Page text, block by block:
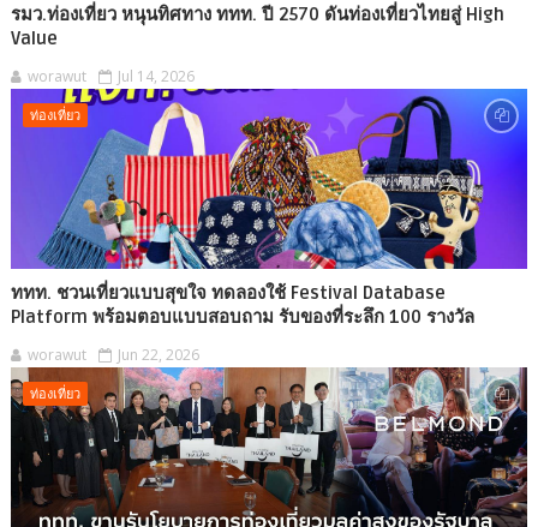
รมว.ท่องเที่ยว หนุนทิศทาง ททท. ปี 2570 ดันท่องเที่ยวไทยสู่ High
Value
worawut Jul 14, 2026
ท่องเที่ยว
ททท. ชวนเที่ยวแบบสุขใจ ทดลองใช้ Festival Database
Platform พร้อมตอบแบบสอบถาม รับของที่ระลึก 100 รางวัล
worawut Jun 22, 2026
ท่องเที่ยว